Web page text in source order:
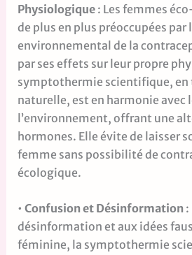
Physiologique: Les femmes
de plus en plus préoccupées par
environnemental de la
par ses effets sur leur propre
symptothermie scientifique, en
naturelle, est en harmonie avec
l’environnement, offrant une
hormones. Elle évite de laisser
femme sans possibilité de
écologique.
• Confusion et Désinformation:
désinformation et aux idées
féminine, la symptothermie